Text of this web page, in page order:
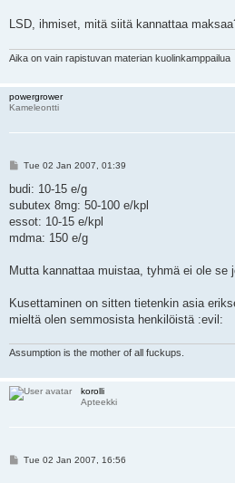
LSD, ihmiset, mitä siitä kannattaa
Aika on vain rapistuvan materian kuolinkamppailua
powergrower
Kameleontti
P
s
Tue 02 Jan 2007, 01:39
budi: 10-15 e/g
subutex 8mg: 50-100 e/kpl
essot: 10-15 e/kpl
mdma: 150 e/g
Mutta kannattaa muistaa, tyhmä ei ole se
Kusettaminen on sitten tietenkin asia
mieltä olen semmosista henkilöistä :evil:
Assumption is the mother of all fuckups.
korolli
Apteekki
PTue 02 Jan 2007, 16:56